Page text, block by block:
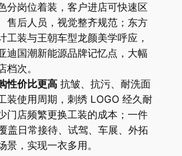
分岗位着装，客户进店可快速区
售后人员，视觉整齐规范；东方
工装与王朝车型龙颜美学呼应，
迪国潮新能源品牌记忆点，大幅
档次。
性价比更高抗皱、抗污、耐洗面
装使用周期，刺绣 LOGO 经久耐
门店频繁更换工装的成本；一件
盖日常接待、试驾、车展、外拓
景，实现一衣多用。